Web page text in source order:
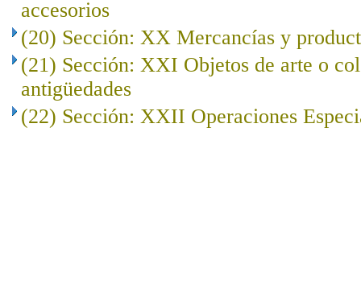
accesorios
(20) Sección: XX Mercancías y
(21) Sección: XXI Objetos de arte o
antigüedades
(22) Sección: XXII Operaciones